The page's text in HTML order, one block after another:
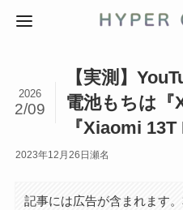
【実測】
電池もちは『
『Xiaomi
2026
2/09
2023年12月26日 瀬名
記事には広告が含まれます